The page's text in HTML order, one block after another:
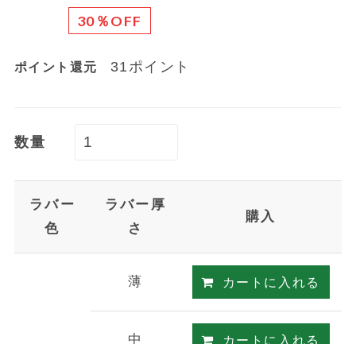
30％OFF
ポイント還元 31ポイント
数量
ラバー
色
ラバー厚
さ
購入
薄 カートに入れる
中 カートに入れる